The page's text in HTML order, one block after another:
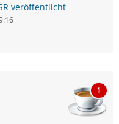
veröffentlicht
1